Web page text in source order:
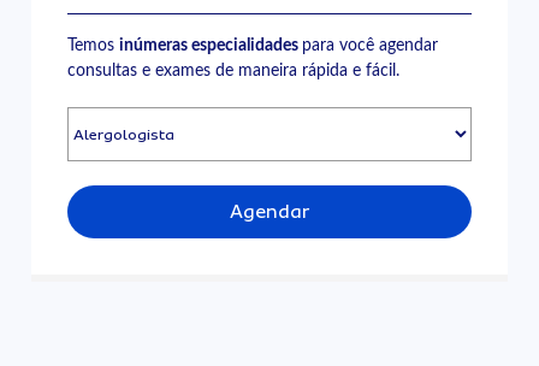
Temosinúmeras especialidades para você agendar
consultas e exames de maneira rápida e fácil.
Agendar